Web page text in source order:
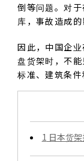
倒等问题。对
库，事故造成的
因此，中国企
盘货架时，不
标准、建筑条件
1 日本货